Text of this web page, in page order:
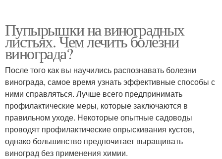
Пупырышки на виноградных
листьях. Чем лечить болезни
винограда?
После того как вы научились распознавать болезни
винограда, самое время узнать эффективные способы с
ними справляться. Лучше всего предпринимать
профилактические меры, которые заключаются в
правильном уходе. Некоторые опытные садоводы
проводят профилактические опрыскивания кустов,
однако большинство предпочитает выращивать
виноград без применения химии.